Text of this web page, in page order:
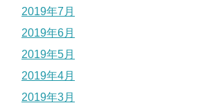
2019年7月
2019年6月
2019年5月
2019年4月
2019年3月